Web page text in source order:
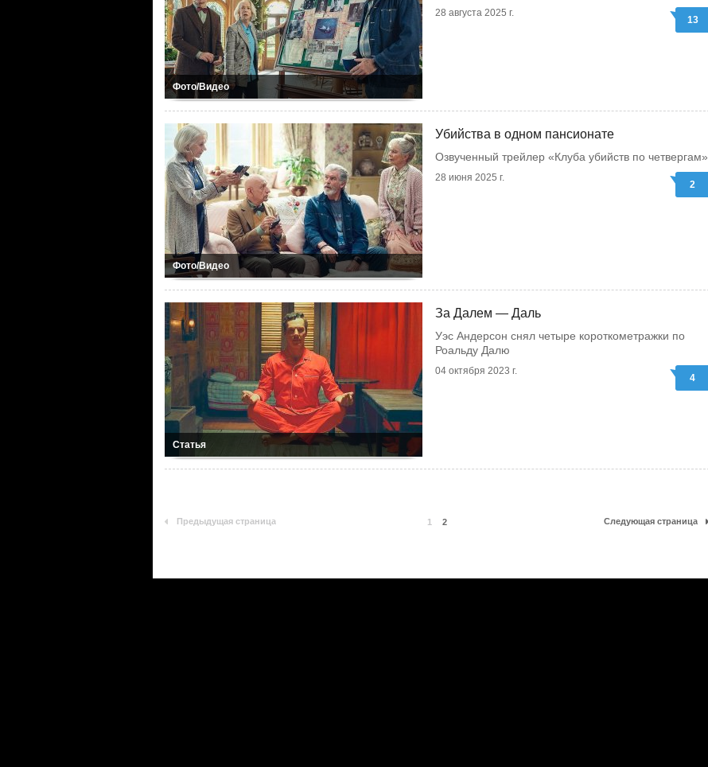
Фото/Видео
28 августа 2025 г.
13
Фото/Видео
Убийства в одном пансионате
Озвученный трейлер «Клуба убийств по четвергам»
28 июня 2025 г.
2
Статья
За Далем — Даль
Уэс Андерсон снял четыре короткометражки по
Роальду Далю
04 октября 2023 г.
4
Предыдущая страница 1 2 Следующая страница